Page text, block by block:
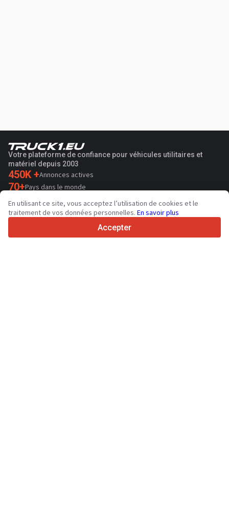
Votre plateforme de confiance pour véhicules utilitaires et
matériel depuis 2003
450K +Annonces actives
70+Pays dans le monde
36 Langues prises en charge
4.7/5
En utilisant ce site, vous acceptez l’utilisation de cookies et le
traitement de vos données personnelles. En savoir plus
Accepter